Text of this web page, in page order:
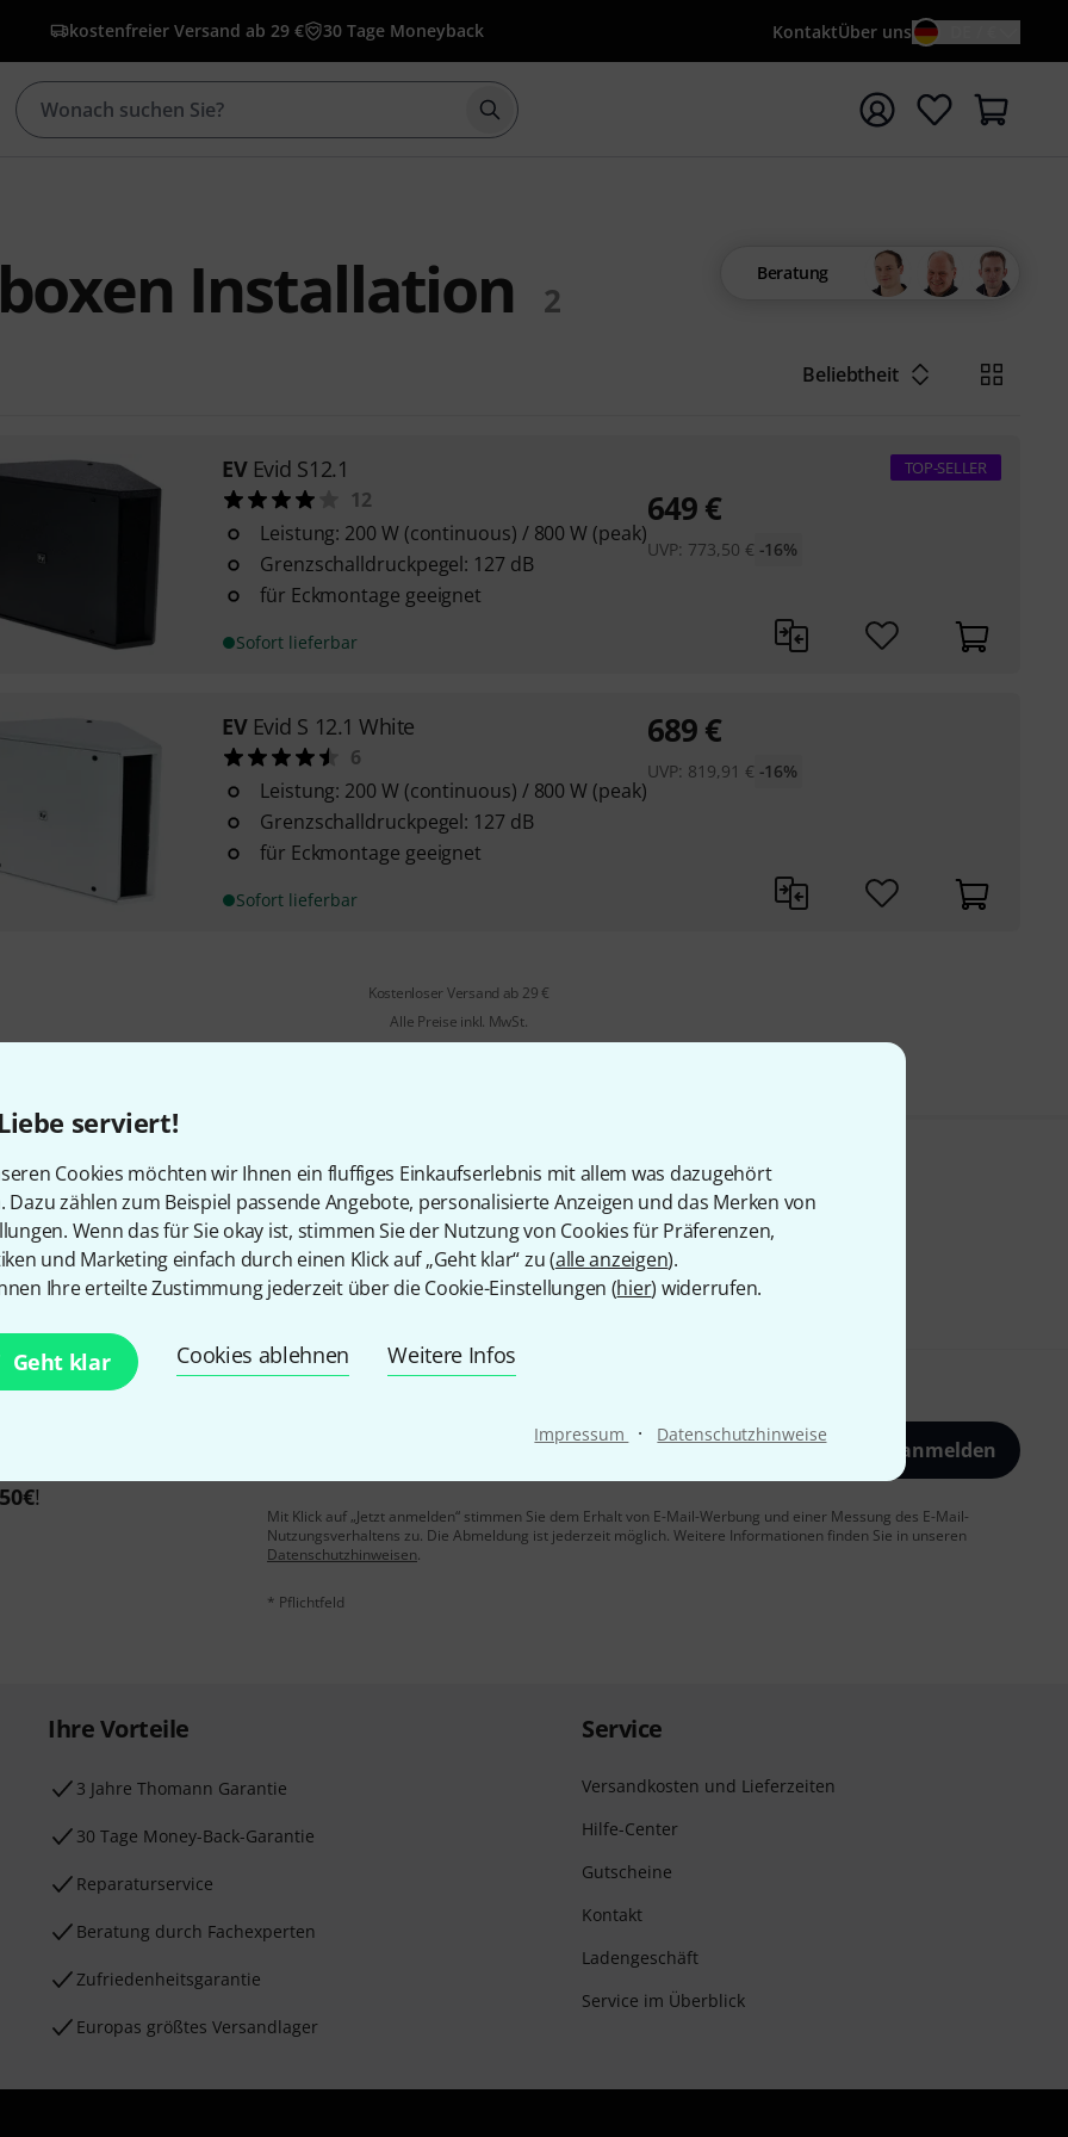
serviert!
Cookies möchten wir Ihnen ein fluffiges Einkaufserlebnis mit allem was dazugehört
Dazu zählen zum Beispiel passende Angebote, personalisierte Anzeigen und das Merken von
Wenn das für Sie okay ist, stimmen Sie der Nutzung von Cookies für Präferenzen,
und Marketing einfach durch einen Klick auf „Geht klar“ zu (alle anzeigen).
Ihre erteilte Zustimmung jederzeit über die Cookie-Einstellungen (hier) widerrufen.
Geht klar Cookies ablehnen Weitere Infos
Impressum · Datenschutzhinweise
kostenfreier Versand ab 29 € 30 Tage Moneyback KontaktÜber uns
Suche mit Suchwort {searchTerm} starten
Installation 2
Beratung
Beliebtheit
EV Evid S12.1
12
Leistung: 200 W (continuous) / 800 W (peak)
Grenzschalldruckpegel: 127 dB
für Eckmontage geeignet
Sofort lieferbar
TOP-SELLER
649€
UVP: 773,50 € -16%
EV Evid S 12.1 White
6
Leistung: 200 W (continuous) / 800 W (peak)
Grenzschalldruckpegel: 127 dB
für Eckmontage geeignet
Sofort lieferbar
689€
UVP: 819,91 € -16%
Kostenloser Versand ab 29 €
Alle Preise inkl. MwSt.
Gefällt Ihnen, was Sie sehen?
Teilen Hilfe & Feedback
mit etwas Glück
50€!
Jetzt anmelden
Mit Klick auf „Jetzt anmelden“ stimmen Sie dem Erhalt von E-Mail-Werbung und einer Messung des E-Mail-
Nutzungsverhaltens zu. Die Abmeldung ist jederzeit möglich. Weitere Informationen finden Sie in unseren
Datenschutzhinweisen.
* Pflichtfeld
Ihre Vorteile
3 Jahre Thomann Garantie
30 Tage Money-Back-Garantie
Reparaturservice
Beratung durch Fachexperten
Zufriedenheitsgarantie
Europas größtes Versandlager
Service
Versandkosten und Lieferzeiten
Hilfe-Center
Gutscheine
Kontakt
Ladengeschäft
Service im Überblick